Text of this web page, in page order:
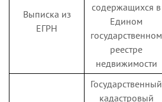
Выписка из
ЕГРН
содержащихся в
Едином
государственном
реестре
недвижимости
Государственный
кадастровый